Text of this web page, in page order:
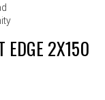
EDGE 2X150